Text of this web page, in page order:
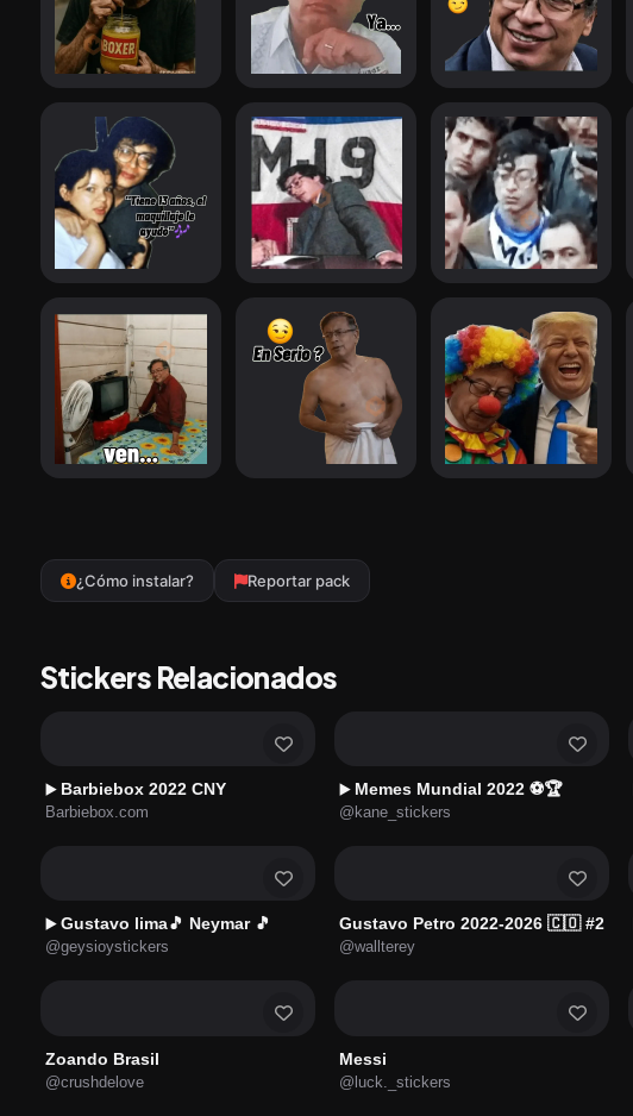
¿Cómo instalar? Reportar pack
Stickers Relacionados
▶️ Barbiebox 2022 CNY
Barbiebox.com
▶️ Memes Mundial 2022 ⚽🏆
@kane_stickers
▶️ Gustavo lima🎵 Neymar 🎵
@geysioystickers
Gustavo Petro 2022-2026 🇨🇴 #2
@wallterey
Zoando Brasil
@crushdelove
Messi
@luck._stickers